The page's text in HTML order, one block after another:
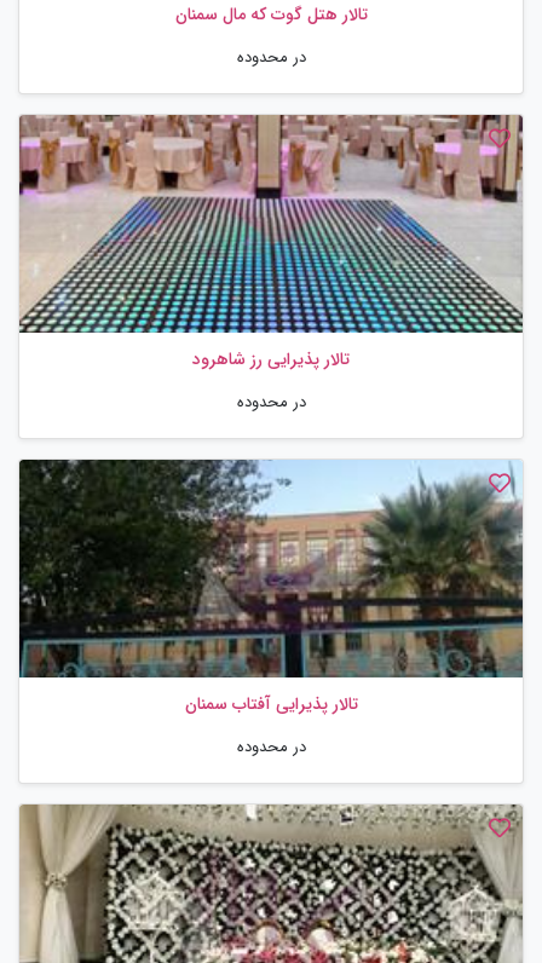
تالار هتل گوت که مال سمنان
در محدوده
تالار پذیرایی رز شاهرود
در محدوده
تالار پذیرایی آفتاب سمنان
در محدوده